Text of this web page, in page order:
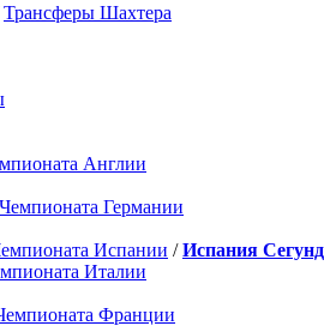
Трансферы Шахтера
Англии
Германии
Испании /Испания
Италии
Франции